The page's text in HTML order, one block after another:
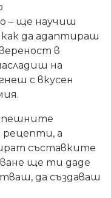
– ще научиш
да адаптираш
в
на
с вкусен
рецепти, а
съставките
ще ти даде
да създаваш